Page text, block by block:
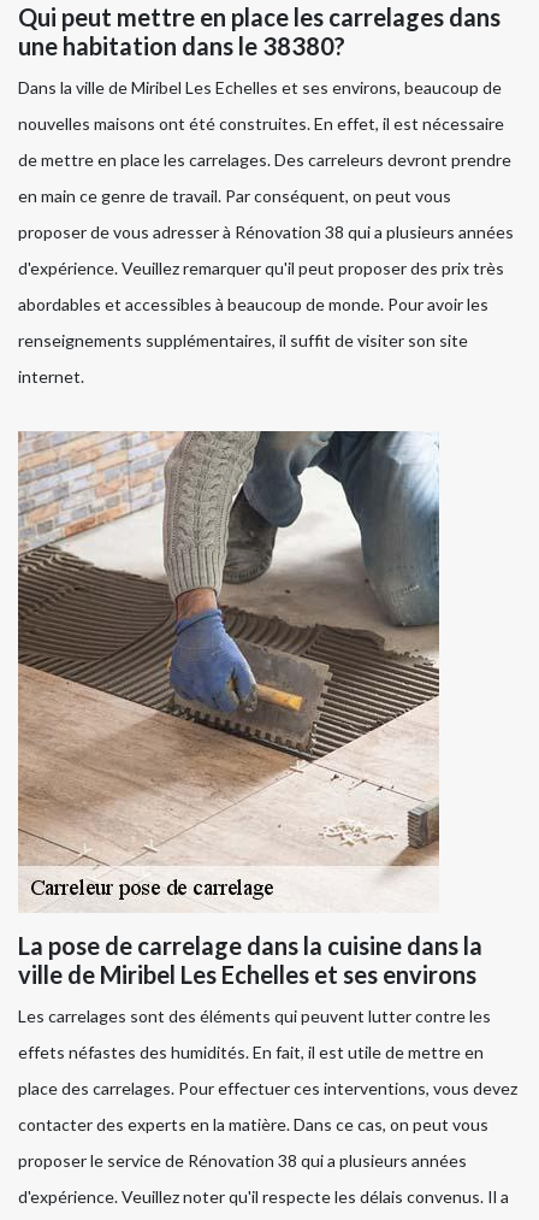
Qui peut mettre en place les carrelages dans
une habitation dans le 38380?
Dans la ville de Miribel Les Echelles et ses environs, beaucoup de
nouvelles maisons ont été construites. En effet, il est nécessaire
de mettre en place les carrelages. Des carreleurs devront prendre
en main ce genre de travail. Par conséquent, on peut vous
proposer de vous adresser à Rénovation 38 qui a plusieurs années
d'expérience. Veuillez remarquer qu'il peut proposer des prix très
abordables et accessibles à beaucoup de monde. Pour avoir les
renseignements supplémentaires, il suffit de visiter son site
internet.
La pose de carrelage dans la cuisine dans la
ville de Miribel Les Echelles et ses environs
Les carrelages sont des éléments qui peuvent lutter contre les
effets néfastes des humidités. En fait, il est utile de mettre en
place des carrelages. Pour effectuer ces interventions, vous devez
contacter des experts en la matière. Dans ce cas, on peut vous
proposer le service de Rénovation 38 qui a plusieurs années
d'expérience. Veuillez noter qu'il respecte les délais convenus. Il a